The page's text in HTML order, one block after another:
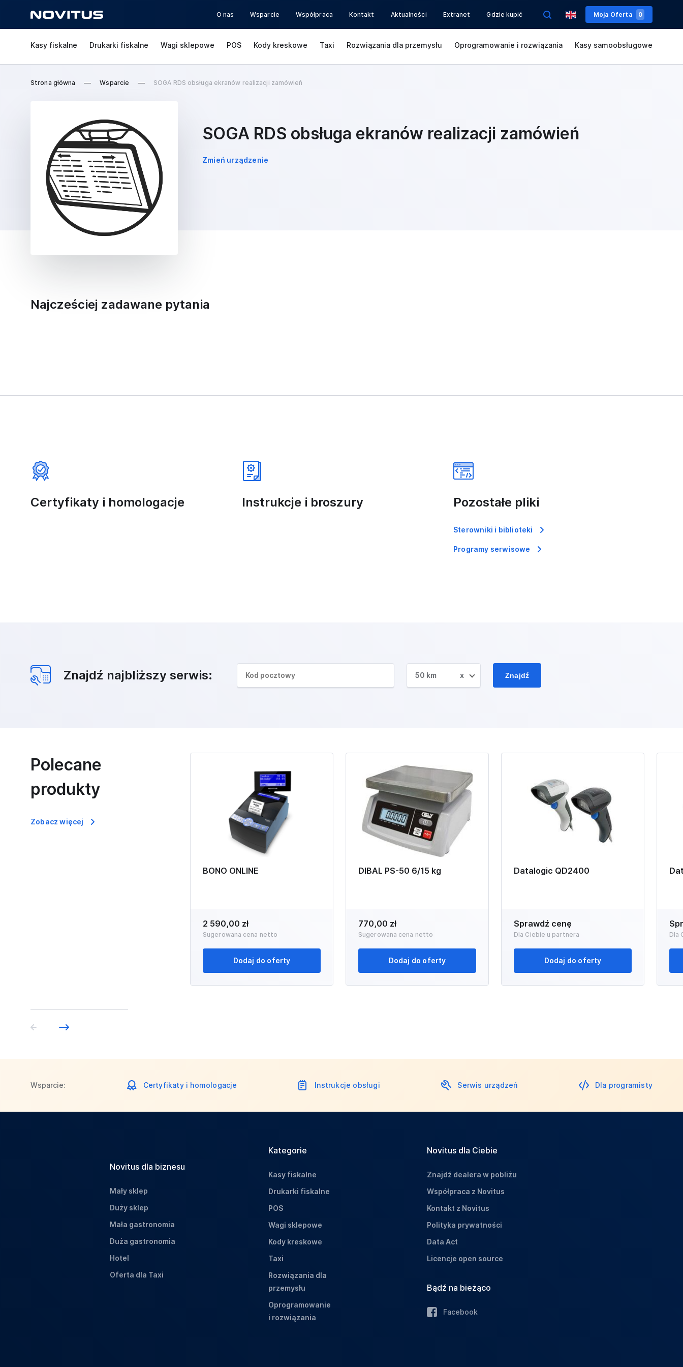
O nas Wsparcie Współpraca Kontakt Aktualności Extranet Gdzie kupić Moja Oferta 0
Kasy fiskalne Drukarki fiskalne Wagi sklepowe POS Kody kreskowe Taxi Rozwiązania dla przemysłu Oprogramowanie i rozwiązania Kasy samoobsługowe
Strona główna Wsparcie SOGA RDS obsługa ekranów realizacji zamówień
SOGA RDS obsługa ekranów realizacji zamówień
Zmień urządzenie
Najcześciej zadawane pytania
Certyfikaty i homologacje Instrukcje i broszury Pozostałe pliki
Sterowniki i biblioteki
Programy serwisowe
Znajdź najbliższy serwis: 50 km x Znajdź
Polecane
produkty
Zobacz więcej
BONO ONLINE
2 590,00 zł
Sugerowana cena netto
Dodaj do oferty
DIBAL PS-50 6/15 kg
770,00 zł
Sugerowana cena netto
Dodaj do oferty
Datalogic QD2400
Sprawdź cenę
Dla Ciebie u partnera
Dodaj do oferty
Dla
Wsparcie: Certyfikaty i homologacje Instrukcje obsługi Serwis urządzeń Dla programisty
Novitus dla biznesu
Mały sklep
Duży sklep
Mała gastronomia
Duża gastronomia
Hotel
Oferta dla Taxi
Kategorie
Kasy fiskalne
Drukarki fiskalne
POS
Wagi sklepowe
Kody kreskowe
Taxi
Rozwiązania dla
przemysłu
Oprogramowanie
i rozwiązania
Novitus dla Ciebie
Znajdź dealera w pobliżu
Współpraca z Novitus
Kontakt z Novitus
Polityka prywatności
Data Act
Licencje open source
Bądź na bieżąco
Facebook